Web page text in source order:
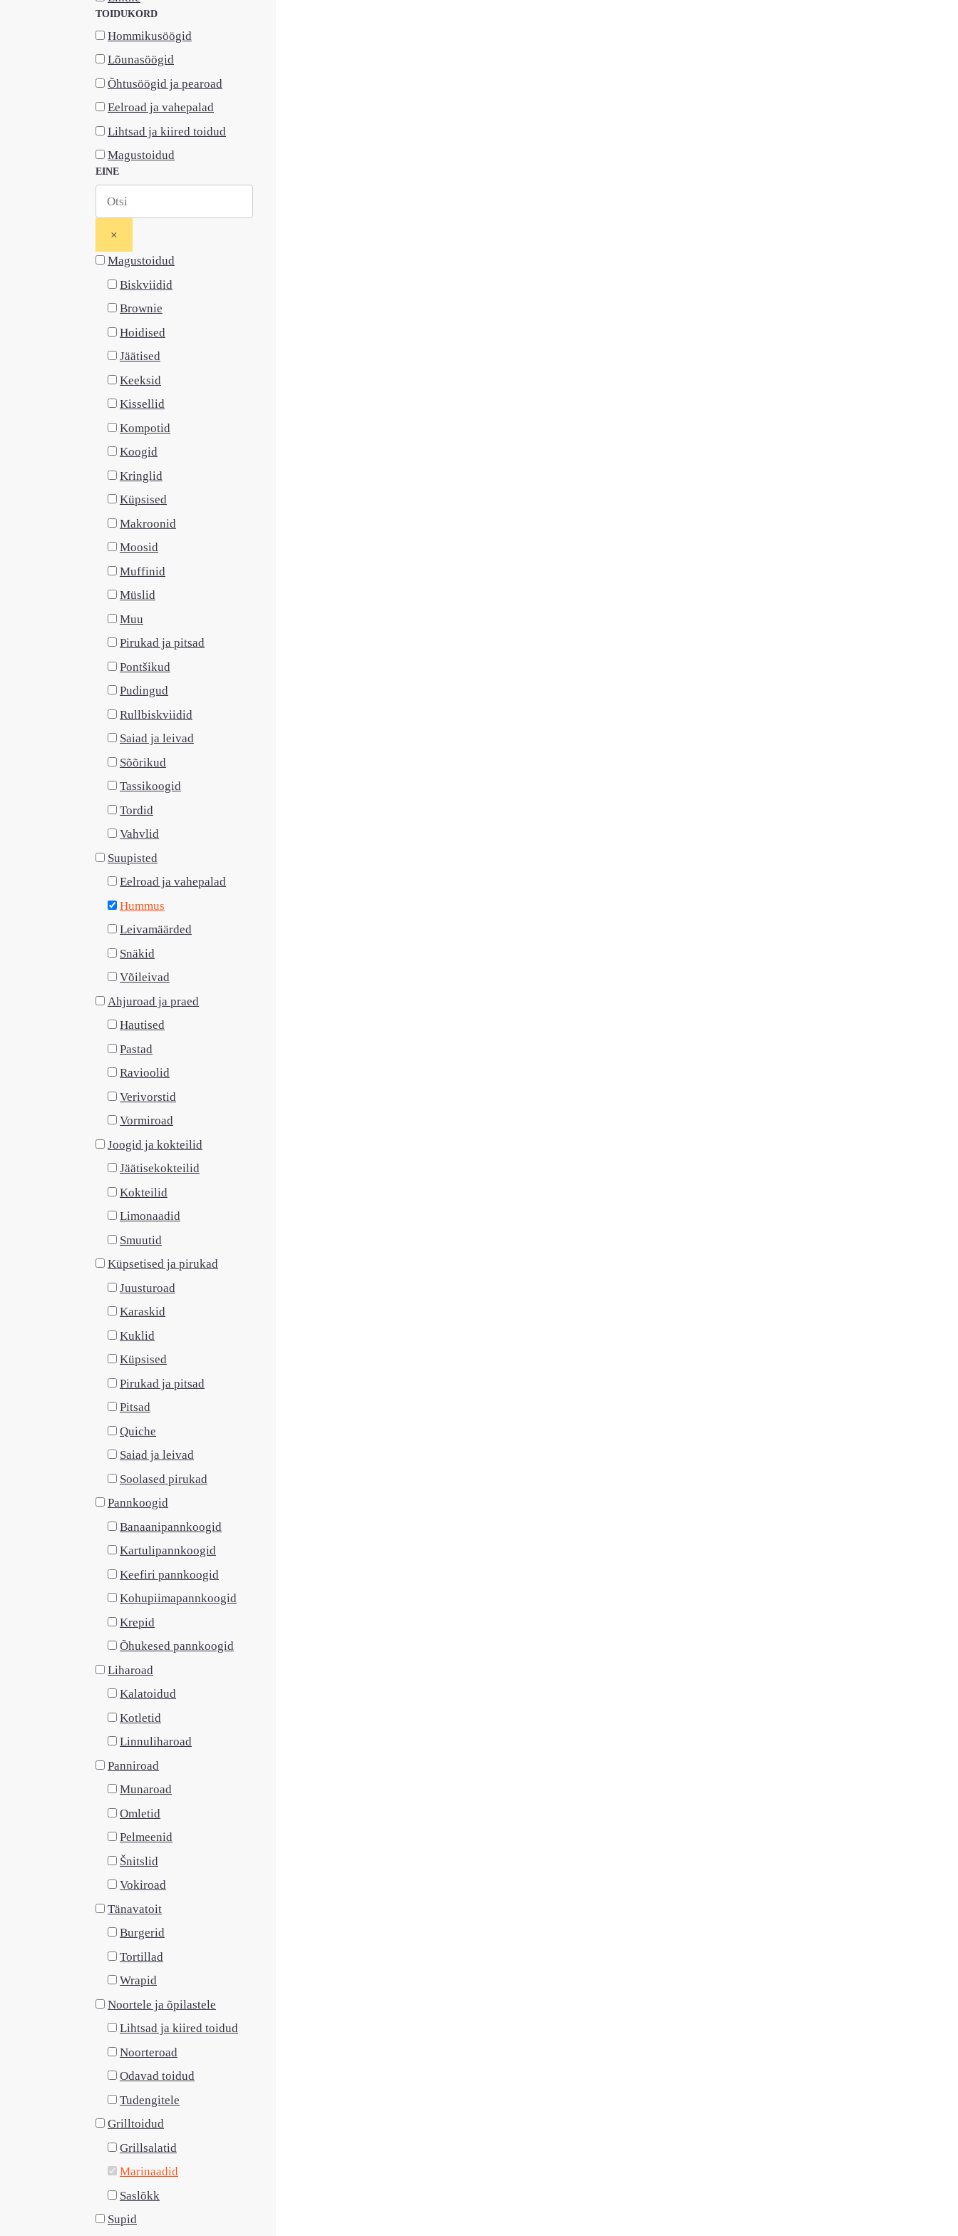
TOIDUKORD
Hommikusöögid
Lõunasöögid
Õhtusöögid ja pearoad
Eelroad ja vahepalad
Lihtsad ja kiired toidud
Magustoidud
EINE
×
Magustoidud
Biskviidid
Brownie
Hoidised
Jäätised
Keeksid
Kissellid
Kompotid
Koogid
Kringlid
Küpsised
Makroonid
Moosid
Muffinid
Müslid
Muu
Pirukad ja pitsad
Pontšikud
Pudingud
Rullbiskviidid
Saiad ja leivad
Sõõrikud
Tassikoogid
Tordid
Vahvlid
Suupisted
Eelroad ja vahepalad
Hummus
Leivamäärded
Snäkid
Võileivad
Ahjuroad ja praed
Hautised
Pastad
Ravioolid
Verivorstid
Vormiroad
Joogid ja kokteilid
Jäätisekokteilid
Kokteilid
Limonaadid
Smuutid
Küpsetised ja pirukad
Juusturoad
Karaskid
Kuklid
Küpsised
Pirukad ja pitsad
Pitsad
Quiche
Saiad ja leivad
Soolased pirukad
Pannkoogid
Banaanipannkoogid
Kartulipannkoogid
Keefiri pannkoogid
Kohupiimapannkoogid
Krepid
Õhukesed pannkoogid
Liharoad
Kalatoidud
Kotletid
Linnuliharoad
Panniroad
Munaroad
Omletid
Pelmeenid
Šnitslid
Vokiroad
Tänavatoit
Burgerid
Tortillad
Wrapid
Noortele ja õpilastele
Lihtsad ja kiired toidud
Noorteroad
Odavad toidud
Tudengitele
Grilltoidud
Grillsalatid
Marinaadid
Saslõkk
Supid